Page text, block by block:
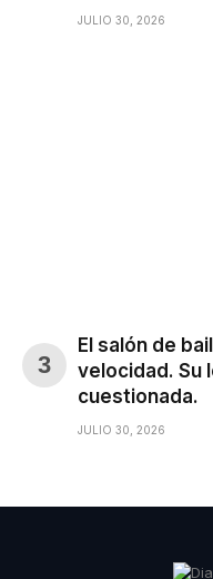
JULIO 30, 2026
El salón de
velocidad. Su
cuestionada.
JULIO 30, 2026